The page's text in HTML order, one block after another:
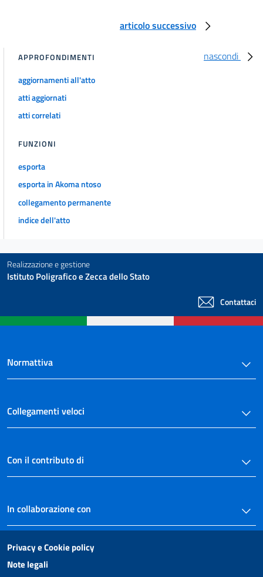
articolo successivo
nascondi
APPROFONDIMENTI
aggiornamenti all'atto
atti aggiornati
atti correlati
FUNZIONI
esporta
esporta in Akoma ntoso
collegamento permanente
indice dell'atto
Realizzazione e gestione
Istituto Poligrafico e Zecca dello Stato
Contattaci
Normattiva
Collegamenti veloci
Con il contributo di
In collaborazione con
Privacy e Cookie policy
Note legali